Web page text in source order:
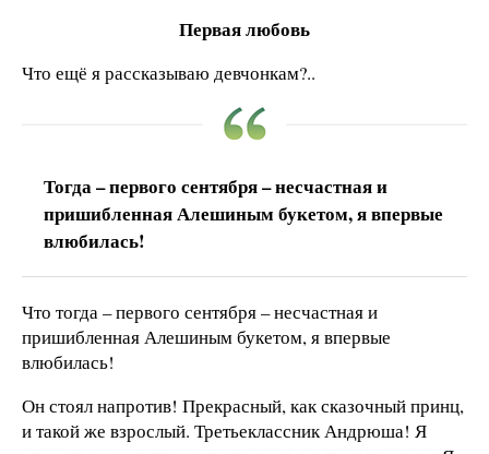
Первая любовь
Что ещё я рассказываю девчонкам?..
Тогда – первого сентября – несчастная и
пришибленная Алешиным букетом, я впервые
влюбилась!
Что тогда – первого сентября – несчастная и
пришибленная Алешиным букетом, я впервые
влюбилась!
Он стоял напротив! Прекрасный, как сказочный принц,
и такой же взрослый. Третьеклассник Андрюша! Я